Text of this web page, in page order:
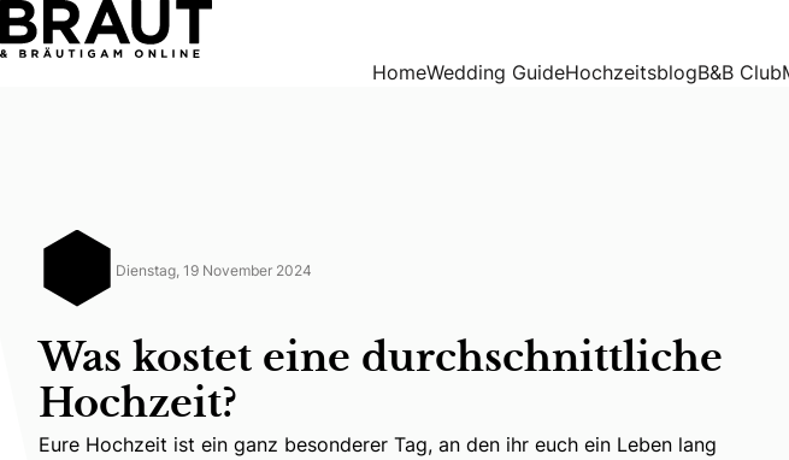
Was kostet eine durchschnittliche Hochzeit?
HomeWedding GuideHochzeitsblogB&B Club
Dienstag, 19 November 2024
Was kostet eine durchschnittliche
Hochzeit?
Eure Hochzeit ist ein ganz besonderer Tag, an den ihr euch ein Leben lang